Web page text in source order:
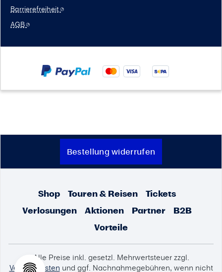
Barrierefreiheit
AGB
Bestellung widerrufen
Shop Touren & Reisen
Tickets
Verlosungen
Aktionen Partner
B2B
Vorteile
Alle Preise inkl. gesetzl. Mehrwertsteuer zzgl.
Versandkosten und ggf. Nachnahmegebühren, wenn nicht